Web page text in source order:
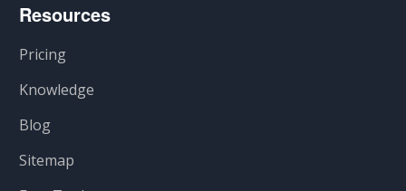
Resources
Pricing
Knowledge
Blog
Sitemap